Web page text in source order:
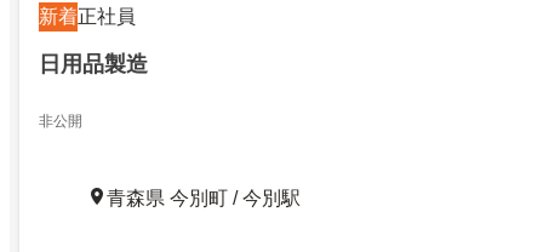
新着正社員
日用品製造
非公開
青森県 今別町 / 今別駅